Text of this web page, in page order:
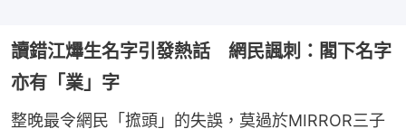
讀錯江𤒹生名字引發熱話 網民諷刺：閣下名字
亦有「業」字
整晚最令網民「搲頭」的失誤，莫過於MIRROR三子